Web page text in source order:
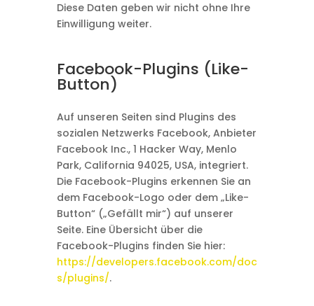
Diese Daten geben wir nicht ohne Ihre
Einwilligung weiter.
Facebook-Plugins (Like-
Button)
Auf unseren Seiten sind Plugins des
sozialen Netzwerks Facebook, Anbieter
Facebook Inc., 1 Hacker Way, Menlo
Park, California 94025, USA, integriert.
Die Facebook-Plugins erkennen Sie an
dem Facebook-Logo oder dem „Like-
Button“ („Gefällt mir“) auf unserer
Seite. Eine Übersicht über die
Facebook-Plugins finden Sie hier:
https://developers.facebook.com/doc
s/plugins/.